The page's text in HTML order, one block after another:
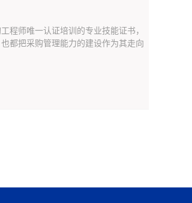
程师唯一认证培训的专业技能证书，
都把采购管理能力的建设作为其走向